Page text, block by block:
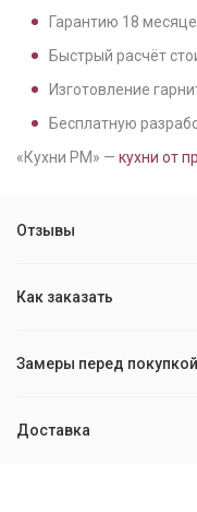
Гарантию 18
Быстрый расчёт
Изготовление
Бесплатную
«Кухни РМ» — кухни от
Отзывы
Как заказать
Замеры перед покупкой
Доставка